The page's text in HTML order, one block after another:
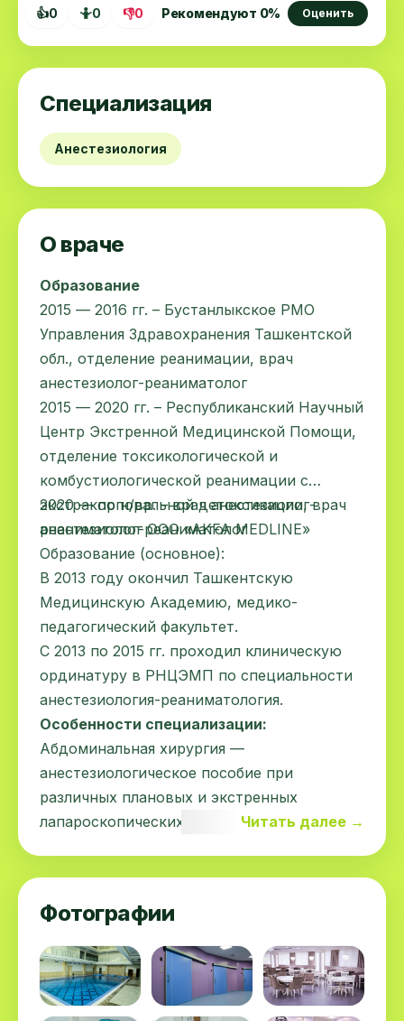
👍0 🤷0 👎0 Рекомендуют 0% Оценить
Специализация
Анестезиология
О враче
Образование
2015 — 2016 гг. – Бустанлыкское РМО
Управления Здравохранения Ташкентской
обл., отделение реанимации, врач
анестезиолог-реаниматолог
2015 — 2020 гг. – Республиканский Научный
Центр Экстренной Медицинской Помощи,
отделение токсикологической и
комбустиологической реанимации с
экстракорпоральной детоксикации, врач
анестезиолог-реаниматолог
2020 — по н/вр. – врач анестезиолог-
реаниматолог ООО «AKFA MEDLINE»
Образование (основное):
В 2013 году окончил Ташкентскую
Медицинскую Академию, медико-
педагогический факультет.
С 2013 по 2015 гг. проходил клиническую
ординатуру в РНЦЭМП по специальности
анестезиология-реаниматология.
Особенности специализации:
Абдоминальная хирургия —
анестезиологическое пособие при
различных плановых и экстренных
лапароскопических и лапаротомных
срочных гинекологических операций, как
лапаротомных, так и лапароскопических.
Нейрохирургия — анестезиологическое
пособие при срочных и плановых
операциях.
Читать далее →
Фотографии